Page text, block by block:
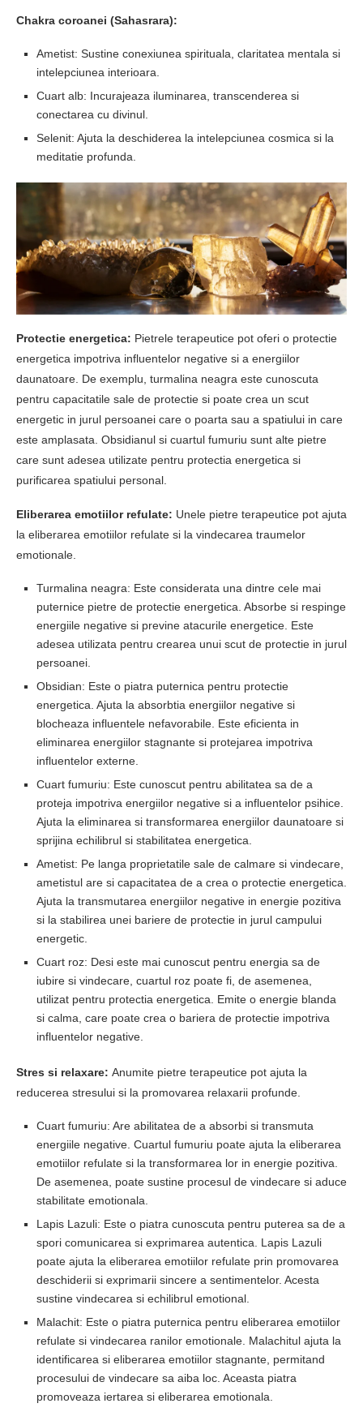
Chakra coroanei (Sahasrara):
Ametist: Sustine conexiunea spirituala, claritatea mentala si
intelepciunea interioara.
Cuart alb: Incurajeaza iluminarea, transcenderea si
conectarea cu divinul.
Selenit: Ajuta la deschiderea la intelepciunea cosmica si la
meditatie profunda.
Protectie energetica: Pietrele terapeutice pot oferi o protectie
energetica impotriva influentelor negative si a energiilor
daunatoare. De exemplu, turmalina neagra este cunoscuta
pentru capacitatile sale de protectie si poate crea un scut
energetic in jurul persoanei care o poarta sau a spatiului in care
este amplasata. Obsidianul si cuartul fumuriu sunt alte pietre
care sunt adesea utilizate pentru protectia energetica si
purificarea spatiului personal.
Eliberarea emotiilor refulate: Unele pietre terapeutice pot ajuta
la eliberarea emotiilor refulate si la vindecarea traumelor
emotionale.
Turmalina neagra: Este considerata una dintre cele mai
puternice pietre de protectie energetica. Absorbe si respinge
energiile negative si previne atacurile energetice. Este
adesea utilizata pentru crearea unui scut de protectie in jurul
persoanei.
Obsidian: Este o piatra puternica pentru protectie
energetica. Ajuta la absorbtia energiilor negative si
blocheaza influentele nefavorabile. Este eficienta in
eliminarea energiilor stagnante si protejarea impotriva
influentelor externe.
Cuart fumuriu: Este cunoscut pentru abilitatea sa de a
proteja impotriva energiilor negative si a influentelor psihice.
Ajuta la eliminarea si transformarea energiilor daunatoare si
sprijina echilibrul si stabilitatea energetica.
Ametist: Pe langa proprietatile sale de calmare si vindecare,
ametistul are si capacitatea de a crea o protectie energetica.
Ajuta la transmutarea energiilor negative in energie pozitiva
si la stabilirea unei bariere de protectie in jurul campului
energetic.
Cuart roz: Desi este mai cunoscut pentru energia sa de
iubire si vindecare, cuartul roz poate fi, de asemenea,
utilizat pentru protectia energetica. Emite o energie blanda
si calma, care poate crea o bariera de protectie impotriva
influentelor negative.
Stres si relaxare: Anumite pietre terapeutice pot ajuta la
reducerea stresului si la promovarea relaxarii profunde.
Cuart fumuriu: Are abilitatea de a absorbi si transmuta
energiile negative. Cuartul fumuriu poate ajuta la eliberarea
emotiilor refulate si la transformarea lor in energie pozitiva.
De asemenea, poate sustine procesul de vindecare si aduce
stabilitate emotionala.
Lapis Lazuli: Este o piatra cunoscuta pentru puterea sa de a
spori comunicarea si exprimarea autentica. Lapis Lazuli
poate ajuta la eliberarea emotiilor refulate prin promovarea
deschiderii si exprimarii sincere a sentimentelor. Acesta
sustine vindecarea si echilibrul emotional.
Malachit: Este o piatra puternica pentru eliberarea emotiilor
refulate si vindecarea ranilor emotionale. Malachitul ajuta la
identificarea si eliberarea emotiilor stagnante, permitand
procesului de vindecare sa aiba loc. Aceasta piatra
promoveaza iertarea si eliberarea emotionala.